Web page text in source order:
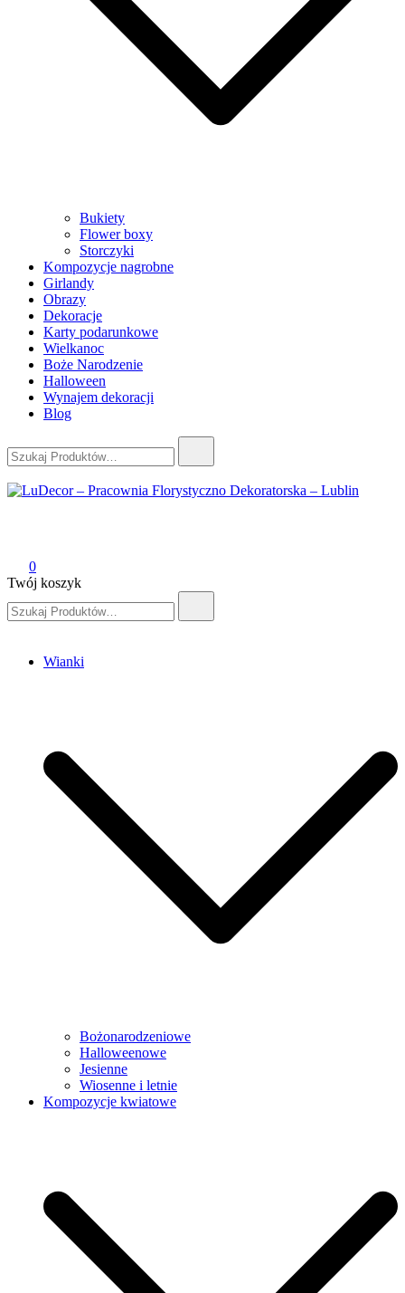
Bukiety
Flower boxy
Storczyki
Kompozycje nagrobne
Girlandy
Obrazy
Dekoracje
Karty podarunkowe
Wielkanoc
Boże Narodzenie
Halloween
Wynajem dekoracji
Blog
0
Twój koszyk
Wianki
Bożonarodzeniowe
Halloweenowe
Jesienne
Wiosenne i letnie
Kompozycje kwiatowe